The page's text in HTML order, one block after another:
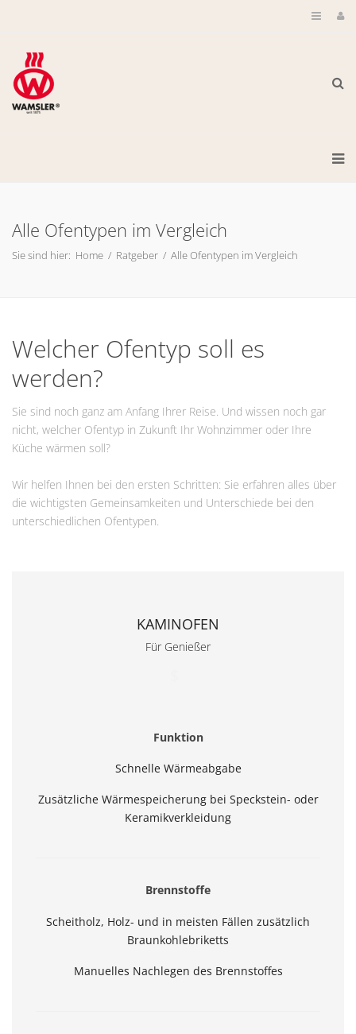
Alle Ofentypen im Vergleich
Sie sind hier: Home / Ratgeber / Alle Ofentypen im Vergleich
Welcher Ofentyp soll es
werden?
Sie sind noch ganz am Anfang Ihrer Reise. Und wissen noch gar
nicht, welcher Ofentyp in Zukunft Ihr Wohnzimmer oder Ihre
Küche wärmen soll?
Wir helfen Ihnen bei den ersten Schritten: Sie erfahren alles über
die wichtigsten Gemeinsamkeiten und Unterschiede bei den
unterschiedlichen Ofentypen.
KAMINOFEN
Für Genießer
Funktion
Schnelle Wärmeabgabe
Zusätzliche Wärmespeicherung bei Speckstein- oder
Keramikverkleidung
Brennstoffe
Scheitholz, Holz- und in meisten Fällen zusätzlich
Braunkohlebriketts
Manuelles Nachlegen des Brennstoffes